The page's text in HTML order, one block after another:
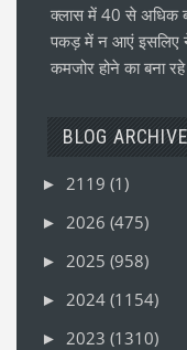
क्लास में 40 से अधिक
पकड़ में न आएं इसलिए
कमजोर होने का बना रहे
BLOG ARCHIVE
► 2119 (1)
► 2026 (475)
► 2025 (958)
► 2024 (1154)
► 2023 (1310)